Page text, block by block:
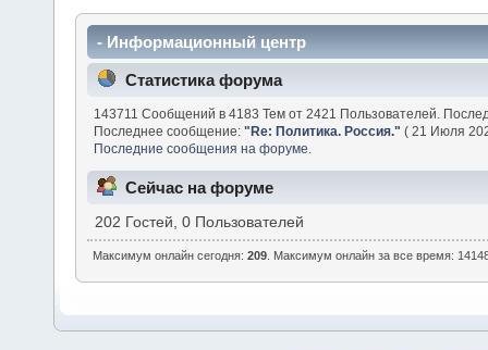
- Информационный центр
Статистика форума
143711 Сообщений в 4183 Тем от 2421 Пользователей.
Последнее сообщение:"Re: Политика. Россия." ( 21 Июля
Последние сообщения на форуме.
Сейчас на форуме
202 Гостей, 0 Пользователей
Максимум онлайн сегодня:209 . Максимум онлайн за все время: